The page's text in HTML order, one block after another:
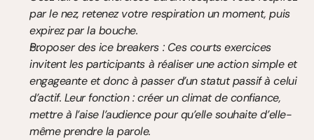
par le nez, retenez votre respiration un moment, puis
expirez par la bouche.
Proposer des ice breakers : Ces courts exercices
invitent les participants à réaliser une action simple et
engageante et donc à passer d’un statut passif à celui
d’actif. Leur fonction : créer un climat de confiance,
mettre à l’aise l’audience pour qu’elle souhaite d’elle-
même prendre la parole.